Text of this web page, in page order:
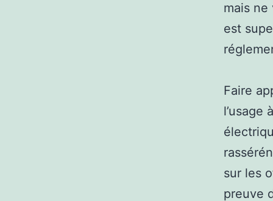
mais ne
est
Faire
l’usage
sur les
preuve